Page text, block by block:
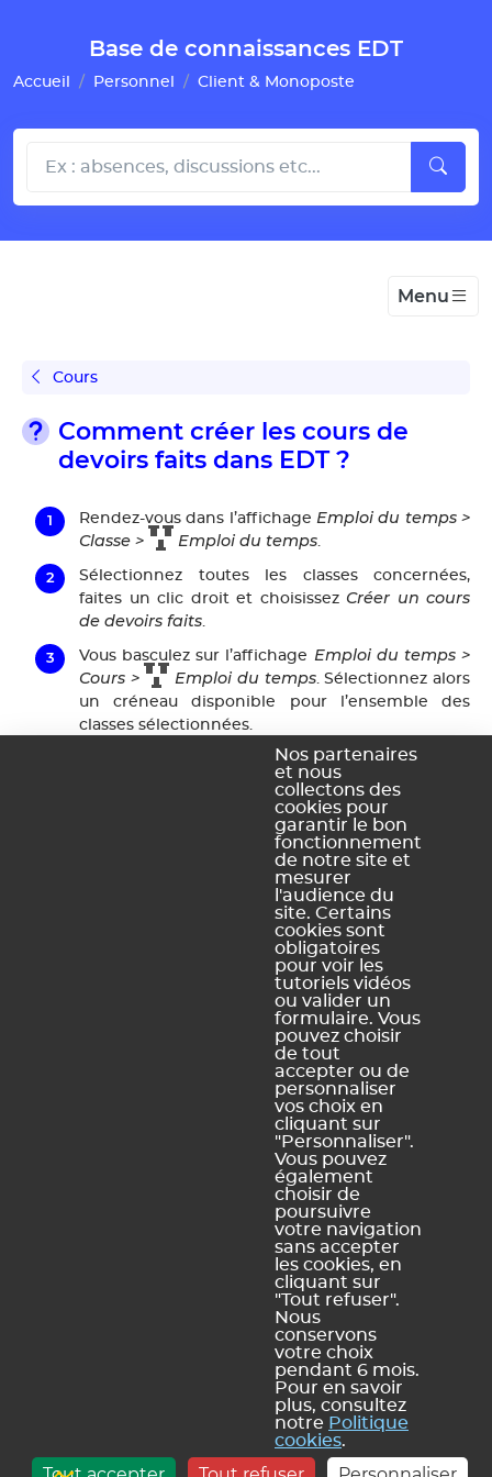
Base de connaissances EDT
Accueil Personnel Client & Monoposte
Menu
Cours
Comment créer les cours de
devoirs faits dans EDT ?
Rendez-vous dans l’affichage Emploi du temps >
Classe >
Emploi du temps
Sélectionnez toutes les classes concernées,
faites un clic droit et choisissez Créer un cours
de devoirs faits
Vous basculez sur l’affichage Emploi du temps >
Cours >
Emploi du temps. Sélectionnez alors
un créneau disponible pour l’ensemble des
classes sélectionnées.
DEVOIRS FAITS est désormais placé et
composé automatiquement d’une partie de
Précisez le(s) professeur(s), puis gérez le cours
comme un cours à effectif variable depuis le
Gestion par semaine et absences
Ce contenu vous a été utile ?
Pas vraiment
https://docs.index-education.com/docs_fr/fr-edt-
support-fiche-30-211-comment-creer-les-cours-de-
devoirs-faits-dans-edt.php
Vous ne trouvez pas de réponse à votre question ?
Contactez notre assistance
Mentions légales et Conditions générales d'utilisation| Politique de
Conditions générales de vente
Index Éducation
info@index-education.fr
ÉDUCATION © 2026- D
Nos partenaires
et nous
collectons des
cookies pour
garantir le bon
fonctionnement
de notre site et
mesurer
l'audience du
site. Certains
cookies sont
obligatoires
pour voir les
tutoriels vidéos
ou valider un
formulaire. Vous
pouvez choisir
de tout
accepter ou de
personnaliser
vos choix en
cliquant sur
"Personnaliser".
Vous pouvez
également
choisir de
poursuivre
votre navigation
sans accepter
les cookies, en
cliquant sur
"Tout refuser".
Nous
conservons
votre choix
pendant 6 mois.
Pour en savoir
plus, consultez
notre Politique
cookies.